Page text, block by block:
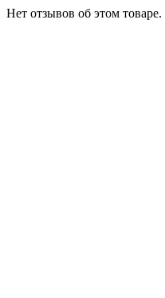
Нет отзывов об этом товаре.